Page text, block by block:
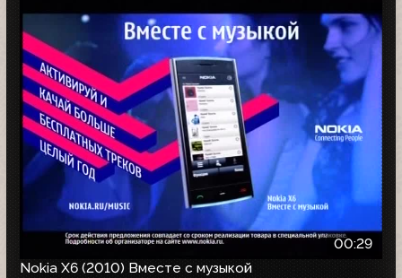
00:29
Nokia X6 (2010) Вместе с музыкой